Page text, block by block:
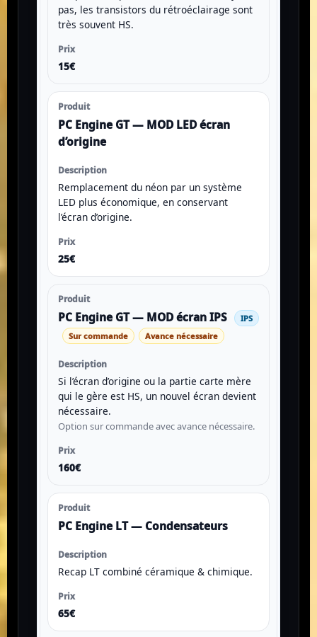
pas, les transistors du rétroéclairage sont
très souvent HS.
15€
PC Engine GT — MOD LED écran
d’origine
Remplacement du néon par un système
LED plus économique, en conservant
l’écran d’origine.
25€
PC Engine GT — MOD écran IPS
IPS
Sur commande
Avance nécessaire
Si l’écran d’origine ou la partie carte mère
qui le gère est HS, un nouvel écran devient
nécessaire.
Option sur commande avec avance nécessaire.
160€
PC Engine LT — Condensateurs
Recap LT combiné céramique & chimique.
65€